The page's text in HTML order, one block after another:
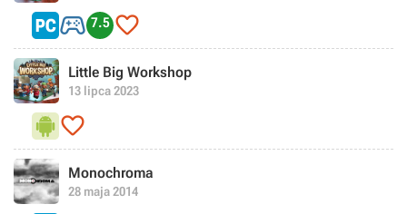
 7.5 
Little Big Workshop
13 lipca 2023

Monochroma
28 maja 2014